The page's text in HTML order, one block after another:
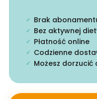
✓ Brak
✓ Bez aktywnej
✓ Płatność online
✓ Codzienne
✓ Możesz